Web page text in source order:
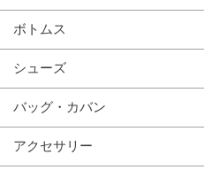
ボトムス
シューズ
バッグ・カバン
アクセサリー